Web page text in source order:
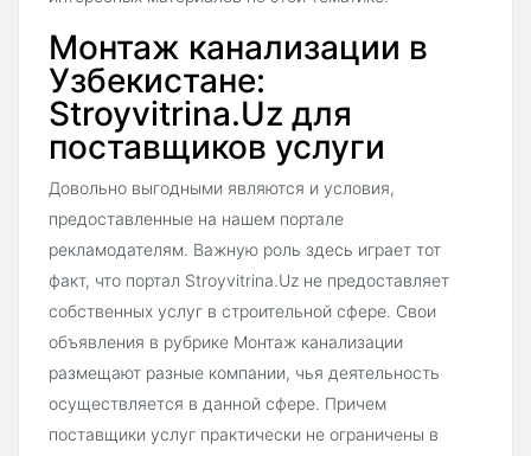
Монтаж канализации в
Узбекистане:
Stroyvitrina.Uz для
поставщиков услуги
Довольно выгодными являются и условия,
предоставленные на нашем портале
рекламодателям. Важную роль здесь играет тот
факт, что портал Stroyvitrina.Uz не предоставляет
собственных услуг в строительной сфере. Свои
объявления в рубрике Монтаж канализации
размещают разные компании, чья деятельность
осуществляется в данной сфере. Причем
поставщики услуг практически не ограничены в